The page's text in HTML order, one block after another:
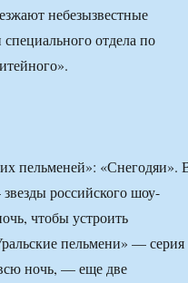
небезызвестные
отдела по
пельменей»: «Снегодяи».
российского шоу-
чтобы устроить
пельмени» — серия
ночь, — еще две